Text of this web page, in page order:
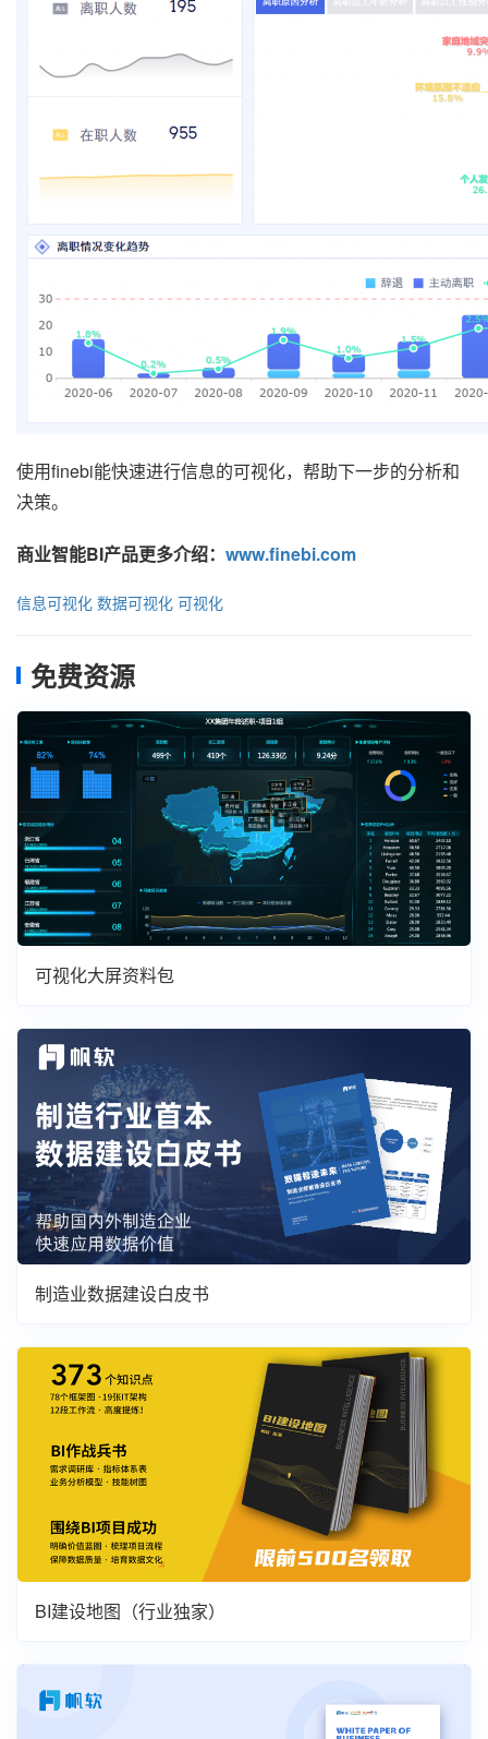
使用finebi能快速进行信息的可视化，帮助下一步的分析和
决策。
商业智能BI产品更多介绍： www.finebi.com
信息可视化 数据可视化 可视化
免费资源
可视化大屏资料包
制造业数据建设白皮书
BI建设地图（行业独家）